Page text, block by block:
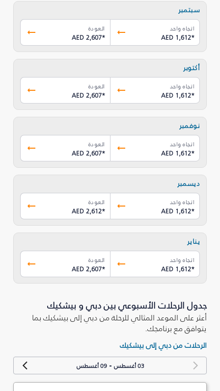
سبتمبر
اتجاه واحد
AED 1,612*
العودة
AED 2,607*
أكتوبر
اتجاه واحد
AED 1,612*
العودة
AED 2,607*
نوفمبر
اتجاه واحد
AED 1,612*
العودة
AED 2,607*
ديسمبر
اتجاه واحد
AED 1,612*
العودة
AED 2,612*
يناير
اتجاه واحد
AED 1,612*
العودة
AED 2,607*
جدول الرحلات الأسبوعي بين دبي و بيشكيك
أعثر على الموعد المثالي للرحلة من دبي إلى بيشكيك بما
يتوافق مع برنامجك.
الرحلات من دبي إلى بيشكيك
03 أغسطس -09 أغسطس